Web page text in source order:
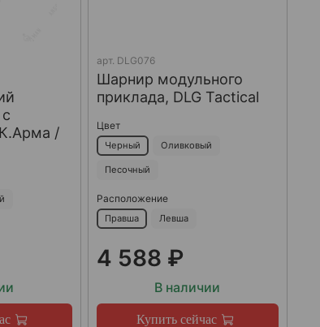
/
арт. DLG076
Шарнир модульного
приклада, DLG Tactical
Цвет
Черный Оливковый
Песочный
Расположение
Правша Левша
4 588 ₽
В наличии
Купить сейчас